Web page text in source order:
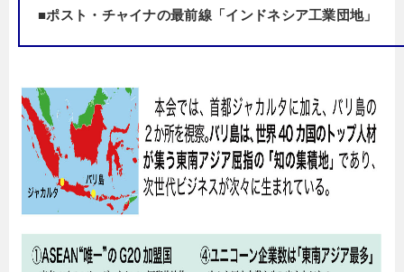
■ポスト・チャイナの最前線「インドネシア工業団地」